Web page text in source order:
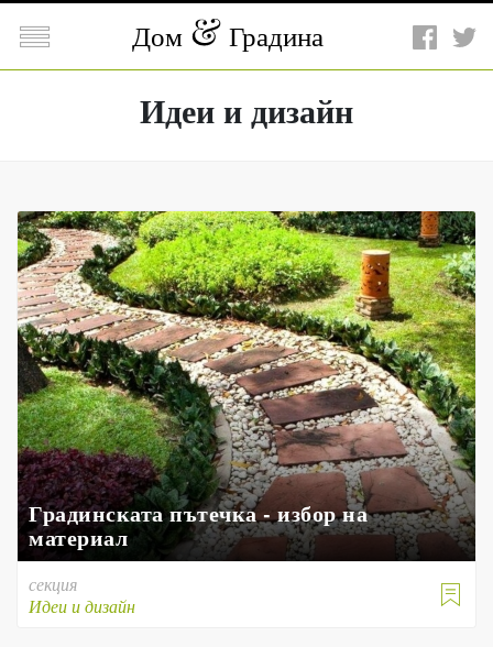
 Дом Градина
Идеи и дизайн
Градинската пътечка - избор на
материал

секция
Идеи и дизайн